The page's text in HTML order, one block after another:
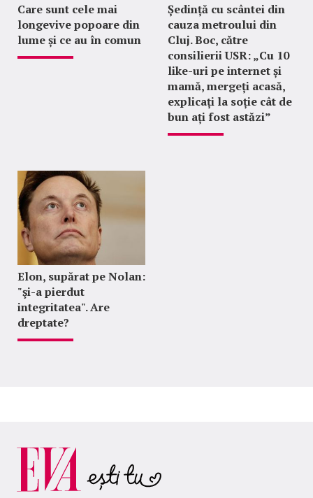
Care sunt cele mai
longevive popoare din
lume și ce au în comun
Ședință cu scântei din
cauza metroului din
Cluj. Boc, către
consilierii USR: „Cu 10
like-uri pe internet și
mamă, mergeți acasă,
explicați la soție cât de
bun ați fost astăzi”
Elon, supărat pe Nolan:
"şi-a pierdut
integritatea". Are
dreptate?